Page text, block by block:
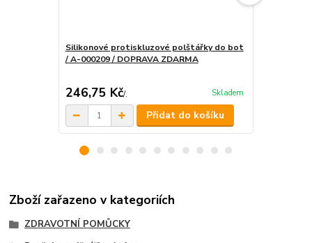
Silikonové protiskluzové polštářky do bot
/ A-000209 / DOPRAVA ZDARMA
246,75 Kč/. Skladem
Přidat do košíku
Zboží zařazeno v kategoriích
ZDRAVOTNÍ POMŮCKY